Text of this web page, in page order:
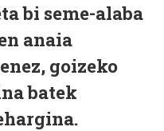
bi seme-alaba
anaia
goizeko
batek